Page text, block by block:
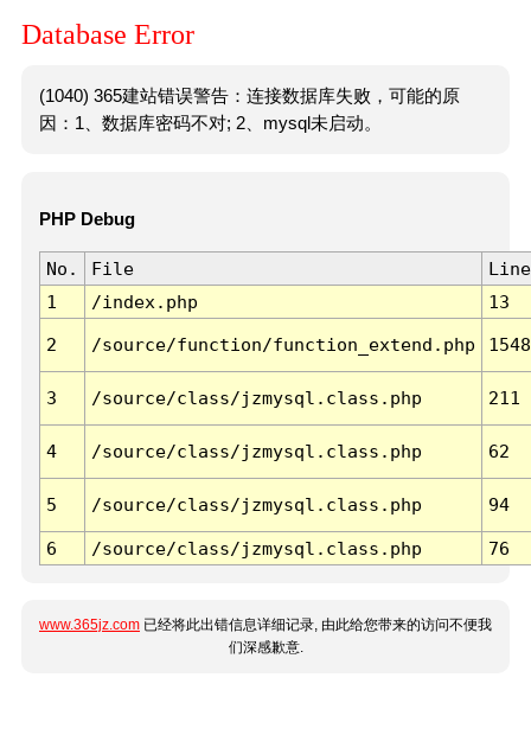
Database Error
(1040) 365建站错误警告：连接数据库失败，可能的原
因：1、数据库密码不对; 2、mysql未启动。
PHP Debug
No. File
Line
1
/index.php 13
2 /source/function/function_extend.php 1548
3 /source/class/jzmysql.class.php 211
4 /source/class/jzmysql.class.php 62
5 /source/class/jzmysql.class.php 94
6 /source/class/jzmysql.class.php 76
www.365jz.com 已经将此出错信息详细记录, 由此给您带来的访问不便我
们深感歉意.